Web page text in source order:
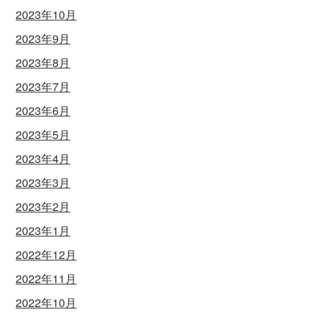
2023年10月
2023年9月
2023年8月
2023年7月
2023年6月
2023年5月
2023年4月
2023年3月
2023年2月
2023年1月
2022年12月
2022年11月
2022年10月